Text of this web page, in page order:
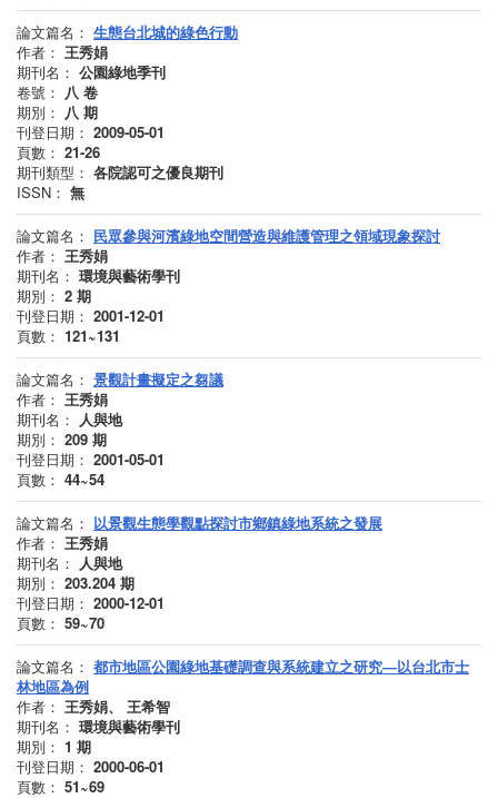
論文篇名： 生態台北城的綠色行動
作者： 王秀娟
期刊名： 公園綠地季刊
卷號： 八 卷
期別： 八 期
刊登日期： 2009-05-01
頁數： 21-26
期刊類型： 各院認可之優良期刊
ISSN： 無
論文篇名： 民眾參與河濱綠地空間營造與維護管理之領域現象探討
作者： 王秀娟
期刊名： 環境與藝術學刊
期別： 2 期
刊登日期： 2001-12-01
頁數： 121~131
論文篇名： 景觀計畫擬定之芻議
作者： 王秀娟
期刊名： 人與地
期別： 209 期
刊登日期： 2001-05-01
頁數： 44~54
論文篇名： 以景觀生態學觀點探討市鄉鎮綠地系統之發展
作者： 王秀娟
期刊名： 人與地
期別： 203.204 期
刊登日期： 2000-12-01
頁數： 59~70
論文篇名： 都市地區公園綠地基礎調查與系統建立之研究—以台北市士
林地區為例
作者： 王秀娟、 王希智
期刊名： 環境與藝術學刊
期別： 1 期
刊登日期： 2000-06-01
頁數： 51~69